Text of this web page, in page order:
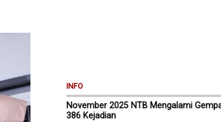
INFO
November 2025 NTB Mengalami
386 Kejadian